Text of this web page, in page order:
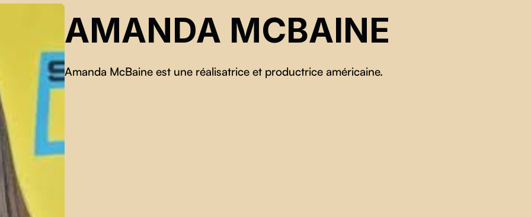
AMANDA MCBAINE
Amanda McBaine est une réalisatrice et productrice américaine.